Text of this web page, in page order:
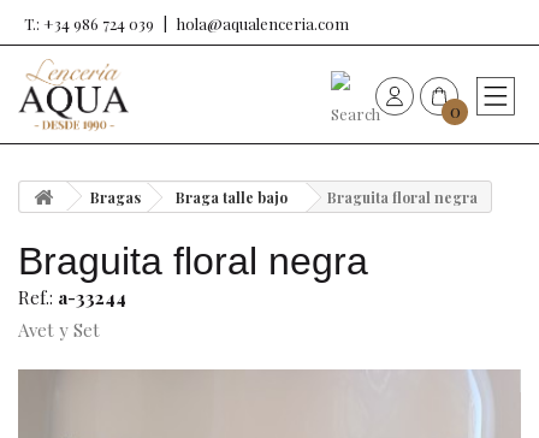
T.: +34 986 724 039 hola@aqualenceria.com
0
Bragas Braga talle bajo Braguita floral negra
Braguita floral negra
Ref.: a-33244
Avet y Set